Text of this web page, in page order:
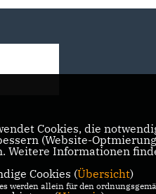
KONTAKT
Cookies, die
(Website-
Weitere Informationen
Cookies (Übersicht)
werden allein für den